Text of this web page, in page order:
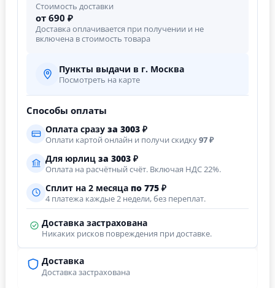
Доставка
Доставка застрахована
Стоимость доставки
от 690 ₽
Доставка оплачивается при получении и не
включена в стоимость товара
Пункты выдачи в г. Москва
Посмотреть на карте
Способы оплаты
Оплата сразу за 3003 ₽
Оплати картой онлайн и получи скидку97 ₽
Для юрлиц за 3003 ₽
Оплата на расчётный счёт. Включая НДС 22%.
Сплит на 2 месяца по 775 ₽
4 платежа каждые 2 недели, без переплат.
Доставка застрахована
Никаких рисков повреждения при доставке.